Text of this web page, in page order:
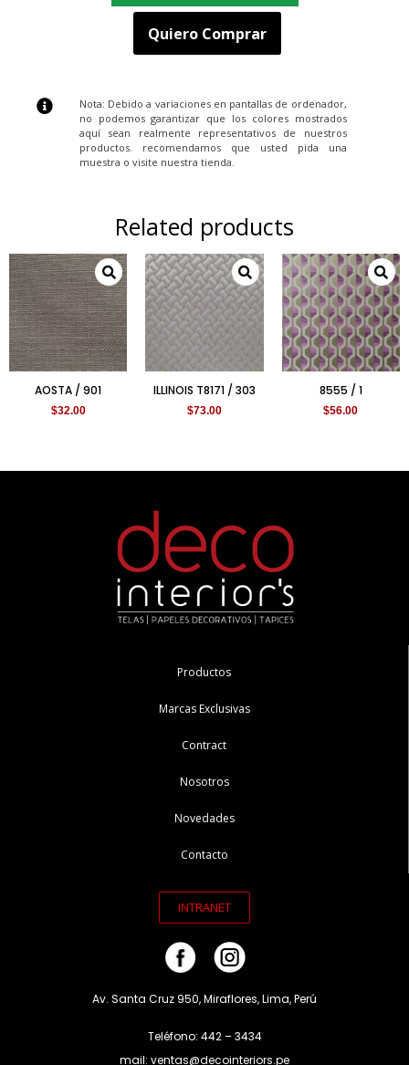
Quiero Comprar
Nota: Debido a variaciones en pantallas de ordenador,
no podemos garantizar que los colores mostrados
aquí sean realmente representativos de nuestros
productos. recomendamos que usted pida una
muestra o visite nuestra tienda.
Related products
AOSTA / 901
$32.00
ILLINOIS T8171 / 303
$73.00
8555 / 1
$56.00
Productos
Marcas Exclusivas
Contract
Nosotros
Novedades
Contacto
INTRANET
Av. Santa Cruz 950, Miraflores, Lima, Perú
Teléfono: 442 – 3434
mail: ventas@decointeriors.pe